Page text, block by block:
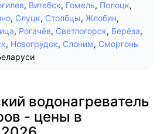
, Витебск, Гомель, Полоцк,
, Слуцк, Столбцы, Жлобин,
, Рогачёв, Светлогорск, Берёза,
, Новогрудок, Слоним, Сморгонь
водонагреватель
- цены в